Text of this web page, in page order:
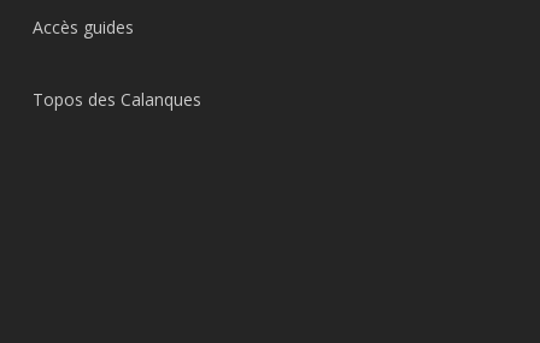
Accès guides
Topos des Calanques